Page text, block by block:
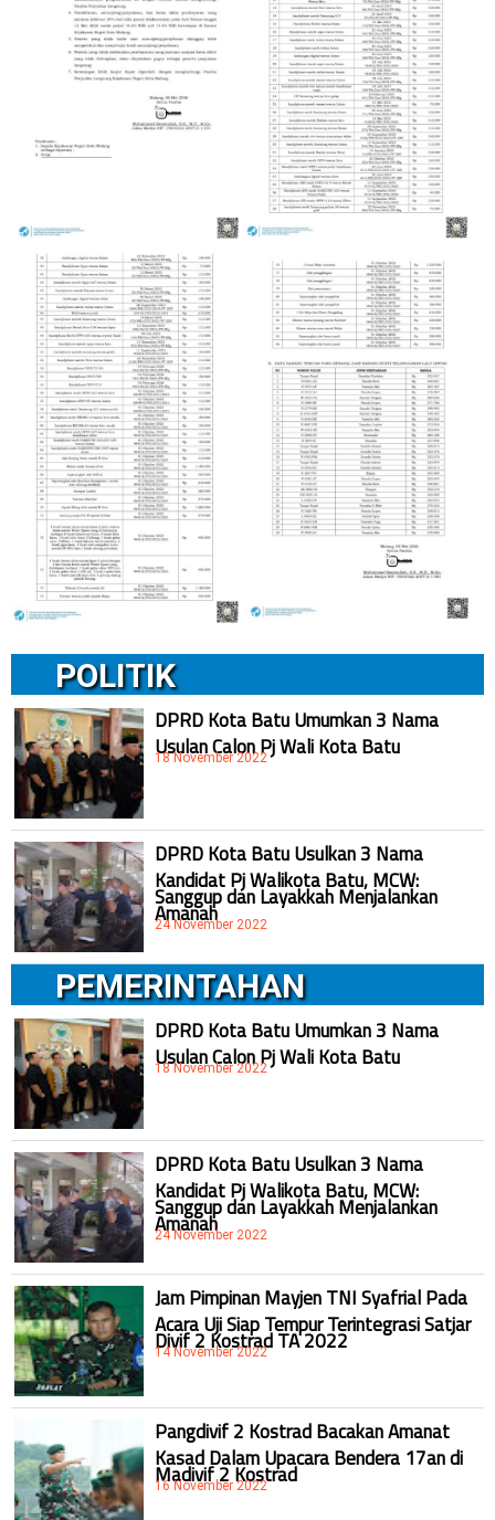
POLITIK
DPRD Kota Batu Umumkan 3 Nama
Usulan Calon Pj Wali Kota Batu
18 November 2022
DPRD Kota Batu Usulkan 3 Nama
Kandidat Pj Walikota Batu, MCW:
Sanggup dan Layakkah Menjalankan
Amanah
24 November 2022
PEMERINTAHAN
DPRD Kota Batu Umumkan 3 Nama
Usulan Calon Pj Wali Kota Batu
18 November 2022
DPRD Kota Batu Usulkan 3 Nama
Kandidat Pj Walikota Batu, MCW:
Sanggup dan Layakkah Menjalankan
Amanah
24 November 2022
Jam Pimpinan Mayjen TNI Syafrial Pada
Acara Uji Siap Tempur Terintegrasi Satjar
Divif 2 Kostrad TA 2022
14 November 2022
Pangdivif 2 Kostrad Bacakan Amanat
Kasad Dalam Upacara Bendera 17an di
Madivif 2 Kostrad
16 November 2022